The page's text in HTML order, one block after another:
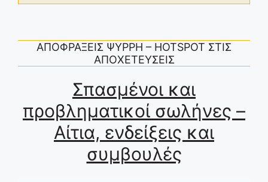
ΑΠΟΦΡΑΞΕΙΣ ΨΥΡΡΗ – HOTSPOT ΣΤΙΣ
ΑΠΟΧΕΤΕΥΣΕΙΣ
Σπασμένοι και
προβληματικοί σωλήνες –
Αίτια, ενδείξεις και
συμβουλές